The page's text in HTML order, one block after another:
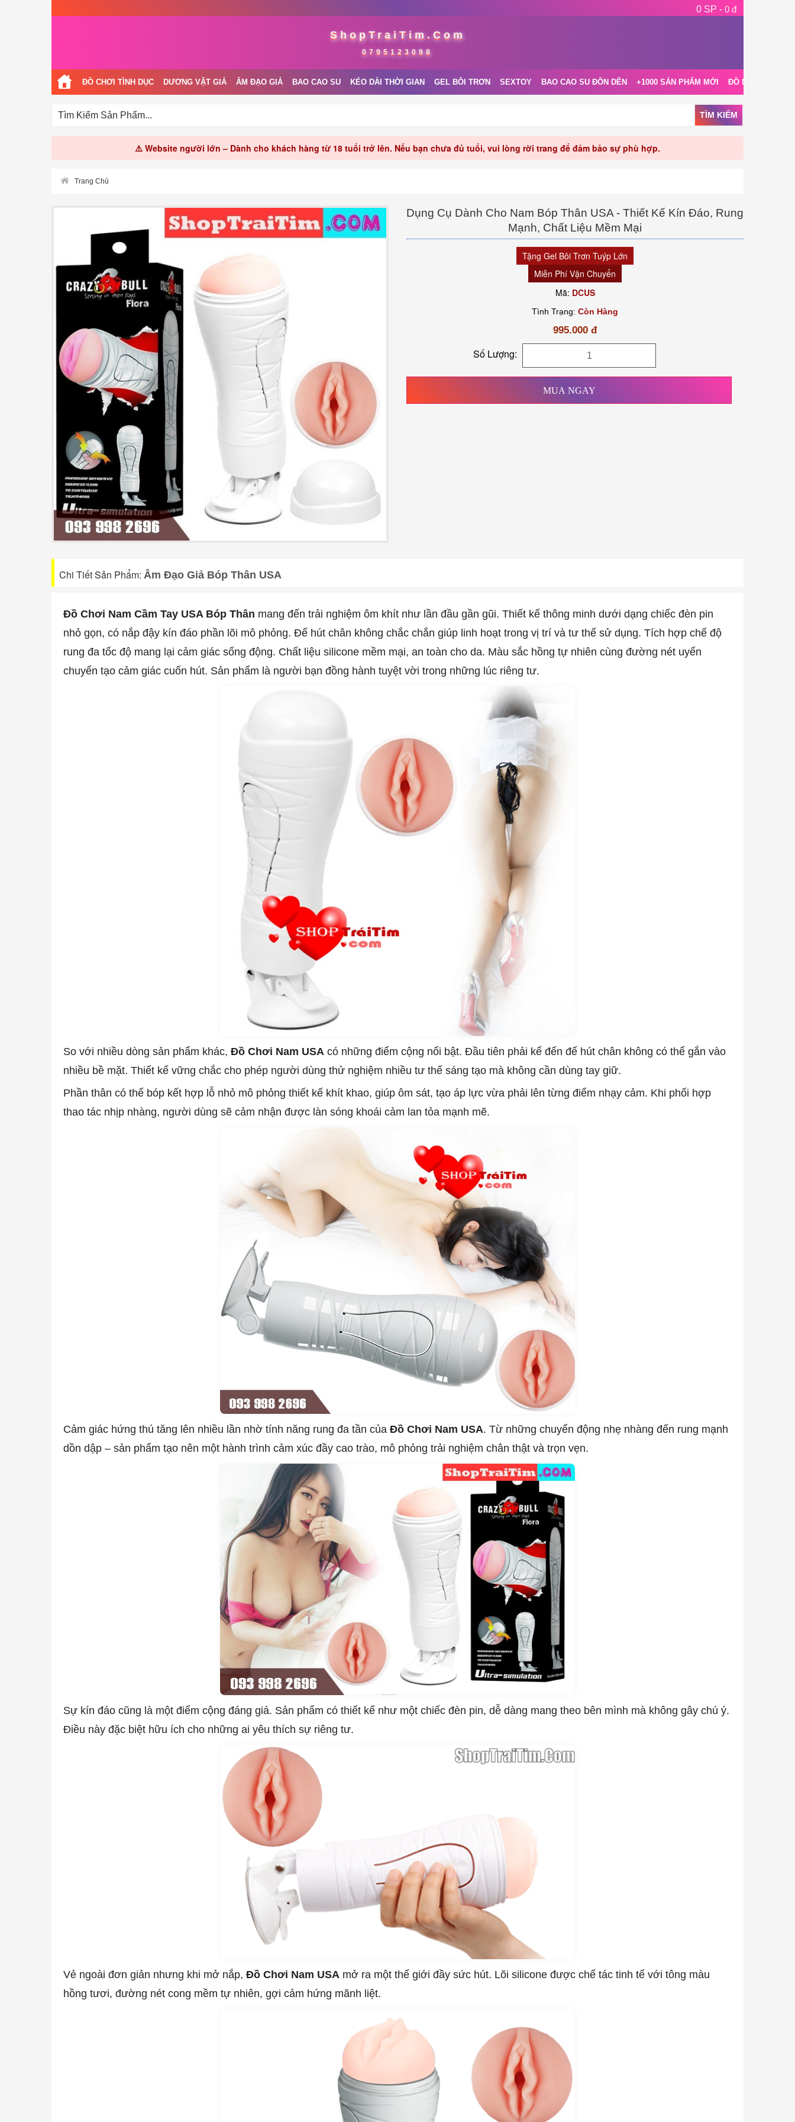
0 SP - 0 đ
ShopTraiTim.Com
0795123098
ĐỒ CHƠI TÌNH DỤC DƯƠNG VẬT GIẢ ÂM ĐẠO GIẢ BAO CAO SU KÉO DÀI THỜI GIAN GEL BÔI TRƠN SEXTOY BAO CAO SU ĐÔN DÊN +1000 SẢN PHẨM MỚI ĐỒ NGỦ NỘI Y
TÌM KIẾM
⚠️ Website người lớn – Dành cho khách hàng từ 18 tuổi trở lên. Nếu bạn chưa đủ tuổi, vui lòng rời trang để đảm bảo sự phù hợp.
Trang Chủ
Dụng Cụ Dành Cho Nam Bóp Thân USA - Thiết Kế Kín Đáo, Rung
Mạnh, Chất Liệu Mềm Mại
Tặng Gel Bôi Trơn Tuýp Lớn
Miễn Phí Vận Chuyển
Mã: DCUS
Tình Trạng: Còn Hàng
995.000 đ
Số Lượng:
MUA NGAY
Chi Tiết Sản Phẩm: Âm Đạo Giả Bóp Thân USA
Đồ Chơi Nam Cầm Tay USA Bóp Thân mang đến trải nghiệm ôm khít như lần đầu gần gũi. Thiết kế thông minh dưới dạng chiếc đèn pin
nhỏ gọn, có nắp đậy kín đáo phần lõi mô phỏng. Đế hút chân không chắc chắn giúp linh hoạt trong vị trí và tư thế sử dụng. Tích hợp chế độ
rung đa tốc độ mang lại cảm giác sống động. Chất liệu silicone mềm mại, an toàn cho da. Màu sắc hồng tự nhiên cùng đường nét uyển
chuyển tạo cảm giác cuốn hút. Sản phẩm là người bạn đồng hành tuyệt vời trong những lúc riêng tư.
So với nhiều dòng sản phẩm khác, Đồ Chơi Nam USA có những điểm cộng nổi bật. Đầu tiên phải kể đến đế hút chân không có thể gắn vào
nhiều bề mặt. Thiết kế vững chắc cho phép người dùng thử nghiệm nhiều tư thế sáng tạo mà không cần dùng tay giữ.
Phần thân có thể bóp kết hợp lỗ nhỏ mô phỏng thiết kế khít khao, giúp ôm sát, tạo áp lực vừa phải lên từng điểm nhạy cảm. Khi phối hợp
thao tác nhịp nhàng, người dùng sẽ cảm nhận được làn sóng khoái cảm lan tỏa mạnh mẽ.
Cảm giác hứng thú tăng lên nhiều lần nhờ tính năng rung đa tần của Đồ Chơi Nam USA. Từ những chuyển động nhẹ nhàng đến rung mạnh
dồn dập – sản phẩm tạo nên một hành trình cảm xúc đầy cao trào, mô phỏng trải nghiệm chân thật và trọn vẹn.
Sự kín đáo cũng là một điểm cộng đáng giá. Sản phẩm có thiết kế như một chiếc đèn pin, dễ dàng mang theo bên mình mà không gây chú ý.
Điều này đặc biệt hữu ích cho những ai yêu thích sự riêng tư.
Vẻ ngoài đơn giản nhưng khi mở nắp, Đồ Chơi Nam USA mở ra một thế giới đầy sức hút. Lõi silicone được chế tác tinh tế với tông màu
hồng tươi, đường nét cong mềm tự nhiên, gợi cảm hứng mãnh liệt.